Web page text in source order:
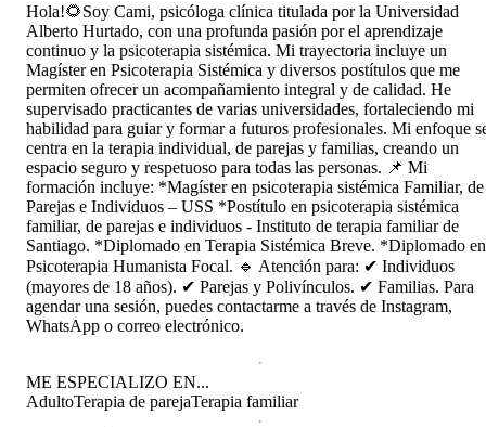
Hola!🌻Soy Cami, psicóloga clínica titulada por la Universidad
Alberto Hurtado, con una profunda pasión por el aprendizaje
continuo y la psicoterapia sistémica. Mi trayectoria incluye un
Magíster en Psicoterapia Sistémica y diversos postítulos que me
permiten ofrecer un acompañamiento integral y de calidad. He
supervisado practicantes de varias universidades, fortaleciendo mi
habilidad para guiar y formar a futuros profesionales. Mi enfoque
centra en la terapia individual, de parejas y familias, creando un
espacio seguro y respetuoso para todas las personas. 📌 Mi
formación incluye: *Magíster en psicoterapia sistémica Familiar, de
Parejas e Individuos – USS *Postítulo en psicoterapia sistémica
familiar, de parejas e individuos - Instituto de terapia familiar de
Santiago. *Diplomado en Terapia Sistémica Breve. *Diplomado en
Psicoterapia Humanista Focal. 🔹 Atención para: ✔ Individuos
(mayores de 18 años). ✔ Parejas y Polivínculos. ✔ Familias. Para
agendar una sesión, puedes contactarme a través de Instagram,
WhatsApp o correo electrónico.
ME ESPECIALIZO EN...
AdultoTerapia de parejaTerapia familiar